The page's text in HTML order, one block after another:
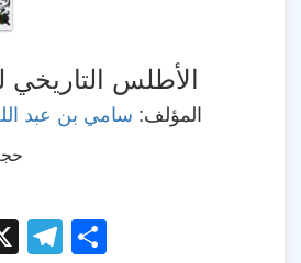
الأطلس
المؤلف: سامي بن عبد
حجم
X Telegram